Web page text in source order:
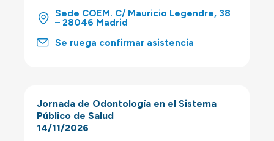
Sede COEM. C/ Mauricio Legendre, 38
– 28046 Madrid
Se ruega confirmar asistencia
Jornada de Odontología en el Sistema
Público de Salud
14/11/2026